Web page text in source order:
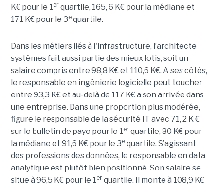
K€ pour le 1er quartile, 165, 6 K€ pour la médiane et
171 K€ pour le 3equartile.
Dans les métiers liés à l'infrastructure, l’architecte
systèmes fait aussi partie des mieux lotis, soit un
salaire compris entre 98,8 K€ et 110,6 K€. A ses côtés,
le responsable en ingénierie logicielle peut toucher
entre 93,3 K€ et au-delà de 117 K€ a son arrivée dans
une entreprise. Dans une proportion plus modérée,
figure le responsable de la sécurité IT avec 71, 2 K €
sur le bulletin de paye pour le 1er quartile, 80 K€ pour
la médiane et 91,6 K€ pour le 3equartile. S’agissant
des professions des données, le responsable en data
analytique est plutôt bien positionné. Son salaire se
situe à 96,5 K€ pour le 1er quartile. Il monte à 108,9 K€